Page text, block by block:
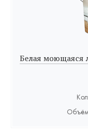
Белая моющаяся